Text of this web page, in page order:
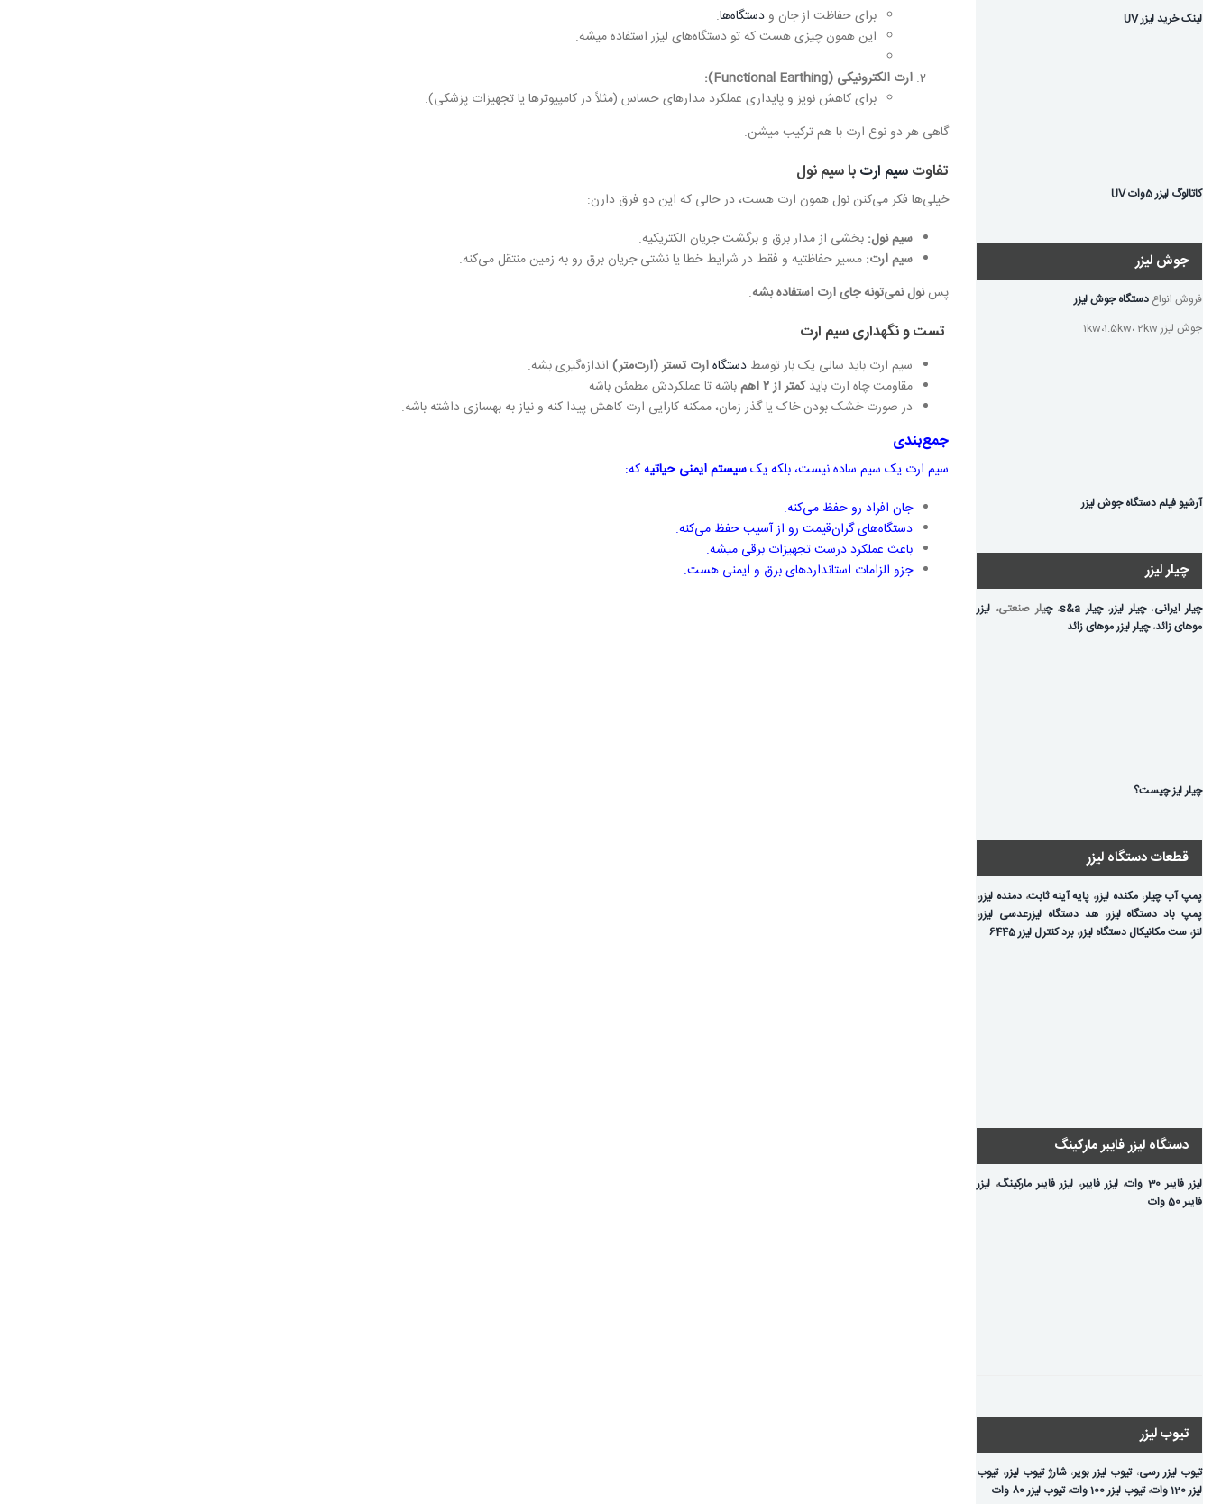
برای حفاظت از جان ودستگاه‌ها.
این همون چیزی هست که تو دستگاه‌های لیزر استفاده میشه.
ارت الکترونیکی (Functional Earthing):
برای کاهش نویز و پایداری عملکرد مدارهای حساس (مثلاً در کامپیوترها یا تجهیزات پزشکی).
گاهی هر دو نوع ارت با هم ترکیب میشن.
تفاوتسیم ارتبا سیم نول
خیلی‌ها فکر می‌کنن نول همون ارت هست، در حالی که این دو فرق دارن:
سیم نول: بخشی از مدار برق و برگشت جریان الکتریکیه.
سیم ارت: مسیر حفاظتیه و فقط در شرایط خطا یا نشتی جریان برق رو به زمین منتقل می‌کنه.
پسنول نمی‌تونه جای ارت استفاده بشه.
تست و نگهداری سیم ارت
سیم ارت باید سالی یک بار توسط دستگاهارت تستر (ارت‌متر)اندازه‌گیری بشه.
مقاومت چاه ارت بایدکمتر از۲اهمباشه تا عملکردش مطمئن باشه.
در صورت خشک بودن خاک یا گذر زمان، ممکنه کارایی ارت کاهش پیدا کنه و نیاز به بهسازی داشته باشه.
جمع‌بندی
سیم ارت یک سیم ساده نیست، بلکه یکسیستم ایمنی حیاتیه که:
جان افراد رو حفظ می‌کنه.
دستگاه‌های گران‌قیمت رو از آسیب حفظ می‌کنه.
باعث عملکرد درست تجهیزات برقی میشه.
جزو الزامات استانداردهای برق و ایمنی هست.
لینک خرید لیزر UV
کاتالوگ لیزر 5وات UV
جوش لیزر
فروش انواع دستگاه جوش لیزر
جوش لیزر 1kw،1.5kw، 2kw
آرشیو فیلم دستگاه جوش لیزر
چیلر لیزر
چیلر ایرانی،چیلر لیزر،چیلر s&a ،چیلر صنعتی، لیزر
موهای زائد،چیلر لیزر موهای زائد
چیلر لیز چیست؟
قطعات دستگاه لیزر
پمپ آب چیلر،مکنده لیزر، پایه آینه ثابت، دمنده لیزر،
پمپ باد دستگاه لیزر،هد دستگاه لیزرعدسی لیزر،
لنز، ست مکانیکال دستگاه لیزر، برد کنترل لیزر 6445
دستگاه لیزر فایبر مارکینگ
لیزر فایبر 30 وات ،لیزر فایبر، لیزر فایبر مارکینگ، لیزر
فایبر 50 وات
تیوب لیزر
تیوب لیزر رسی،تیوب لیزر بویر،شارژ تیوب لیزر،تیوب
لیزر 120 وات
،تیوب لیزر 100 وات ،تیوب لیزر 80 وات